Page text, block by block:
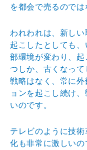
を都会で売るので
われわれは、新し
起こしたとしても
部環境が変わり、
つしか、古くなっ
戦略はなく、常に
ョンを起こし続け
いのです。
テレビのように技
化も非常に激しい